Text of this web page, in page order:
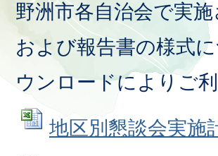
野洲市各自治会で実
および報告書の様式
ウンロードによりご
地区別懇談会実施